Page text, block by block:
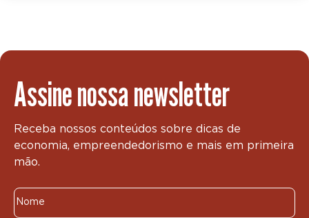
Assine nossa newsletter
Receba nossos conteúdos sobre dicas de
economia, empreendedorismo e mais em primeira
mão.